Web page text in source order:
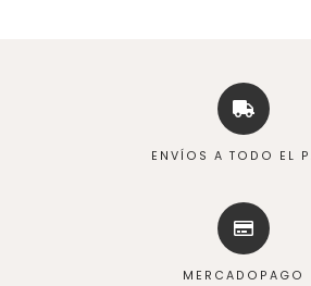
ENVÍOS A TODO EL
MERCADOPAGO